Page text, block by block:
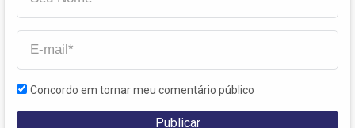
Concordo em tornar meu comentário público